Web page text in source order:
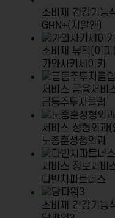
소비재 건강기능
GRN+(지알엔)
소비재 뷰티(이미
가와사키세이키
서비스 금융서비
급등주투자클럽
서비스 성형외과
노종훈성형외과
서비스 정보서비
다빈치파트너스
소비재 건강기능